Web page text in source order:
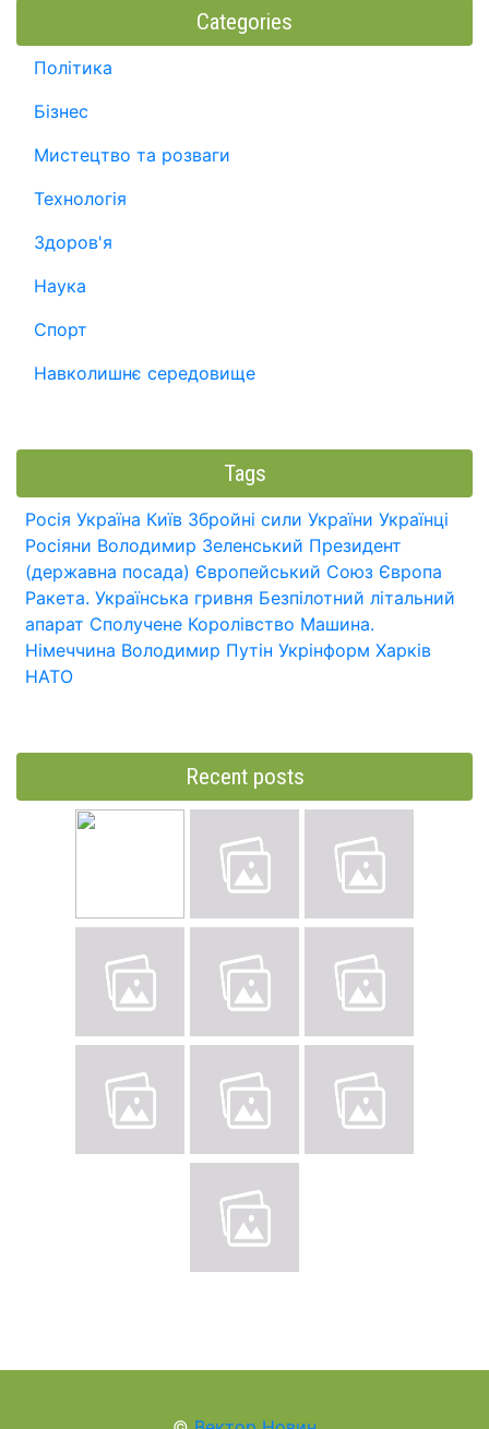
Categories
Політика
Бізнес
Мистецтво та розваги
Технологія
Здоров'я
Наука
Спорт
Навколишнє середовище
Tags
Росія Україна Київ Збройні сили України Українці
Росіяни Володимир Зеленський Президент
(державна посада) Європейський Союз Європа
Ракета. Українська гривня Безпілотний літальний
апарат Сполучене Королівство Машина.
Німеччина Володимир Путін Укрінформ Харків
НАТО
Recent posts